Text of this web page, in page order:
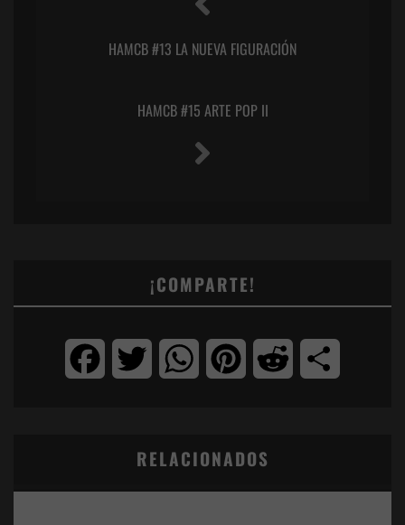
HAMCB #13 LA NUEVA FIGURACIÓN
HAMCB #15 ARTE POP II
¡COMPARTE!
FacebookTwitter WhatsAppPinterest Reddit
RELACIONADOS